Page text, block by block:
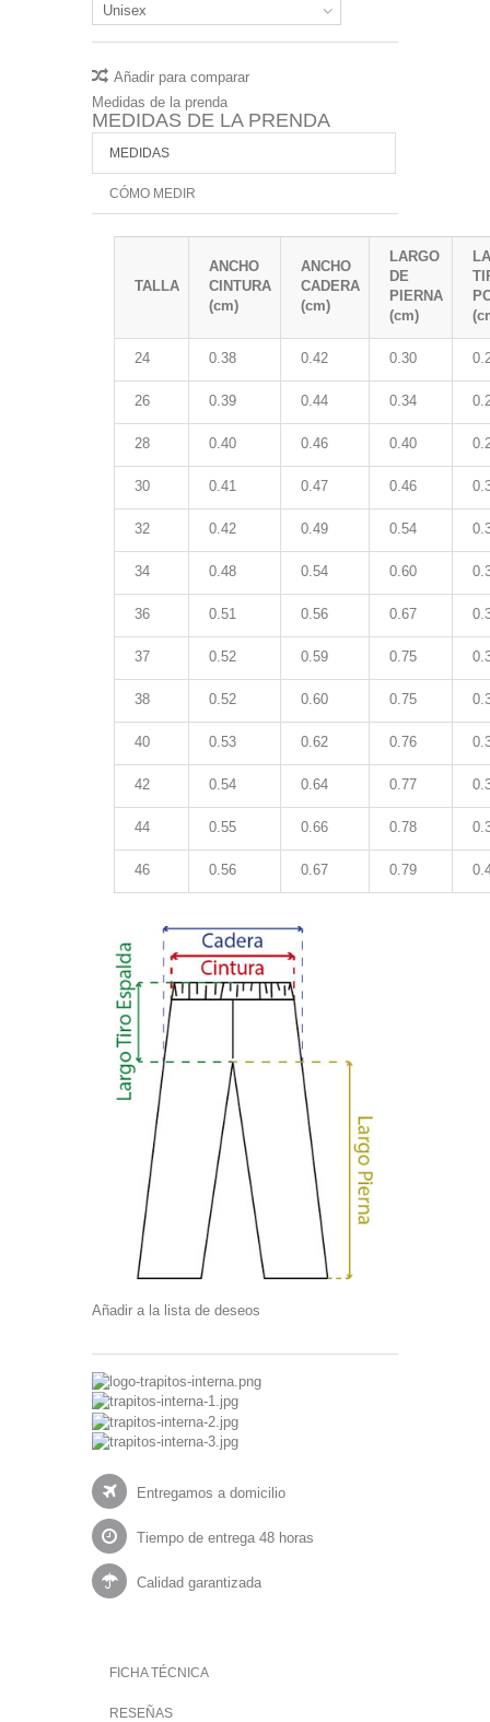
Unisex
Añadir para comparar
Medidas de la prenda
MEDIDAS DE LA PRENDA
MEDIDAS
CÓMO MEDIR
TALLA
ANCHO
CINTURA
(cm)
ANCHO
CADERA
(cm)
LARGO
DE
PIERNA
(cm)
24 0.38 0.42 0.30
26 0.39 0.44 0.34
28 0.40 0.46 0.40
30 0.41 0.47 0.46
32 0.42 0.49 0.54
34 0.48 0.54 0.60
36 0.51 0.56 0.67
37 0.52 0.59 0.75
38 0.52 0.60 0.75
40 0.53 0.62 0.76
42 0.54 0.64 0.77
44 0.55 0.66 0.78
46 0.56 0.67 0.79
Añadir a la lista de deseos
Entregamos a domicilio
Tiempo de entrega 48 horas
Calidad garantizada
FICHA TÉCNICA
RESEÑAS